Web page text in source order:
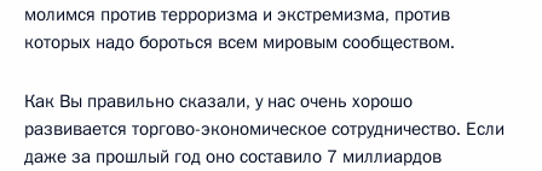
молимся против терроризма и экстремизма, против
которых надо бороться всем мировым сообществом.
Как Вы правильно сказали, у нас очень хорошо
развивается торгово-экономическое сотрудничество. Если
даже за прошлый год оно составило 7 миллиардов